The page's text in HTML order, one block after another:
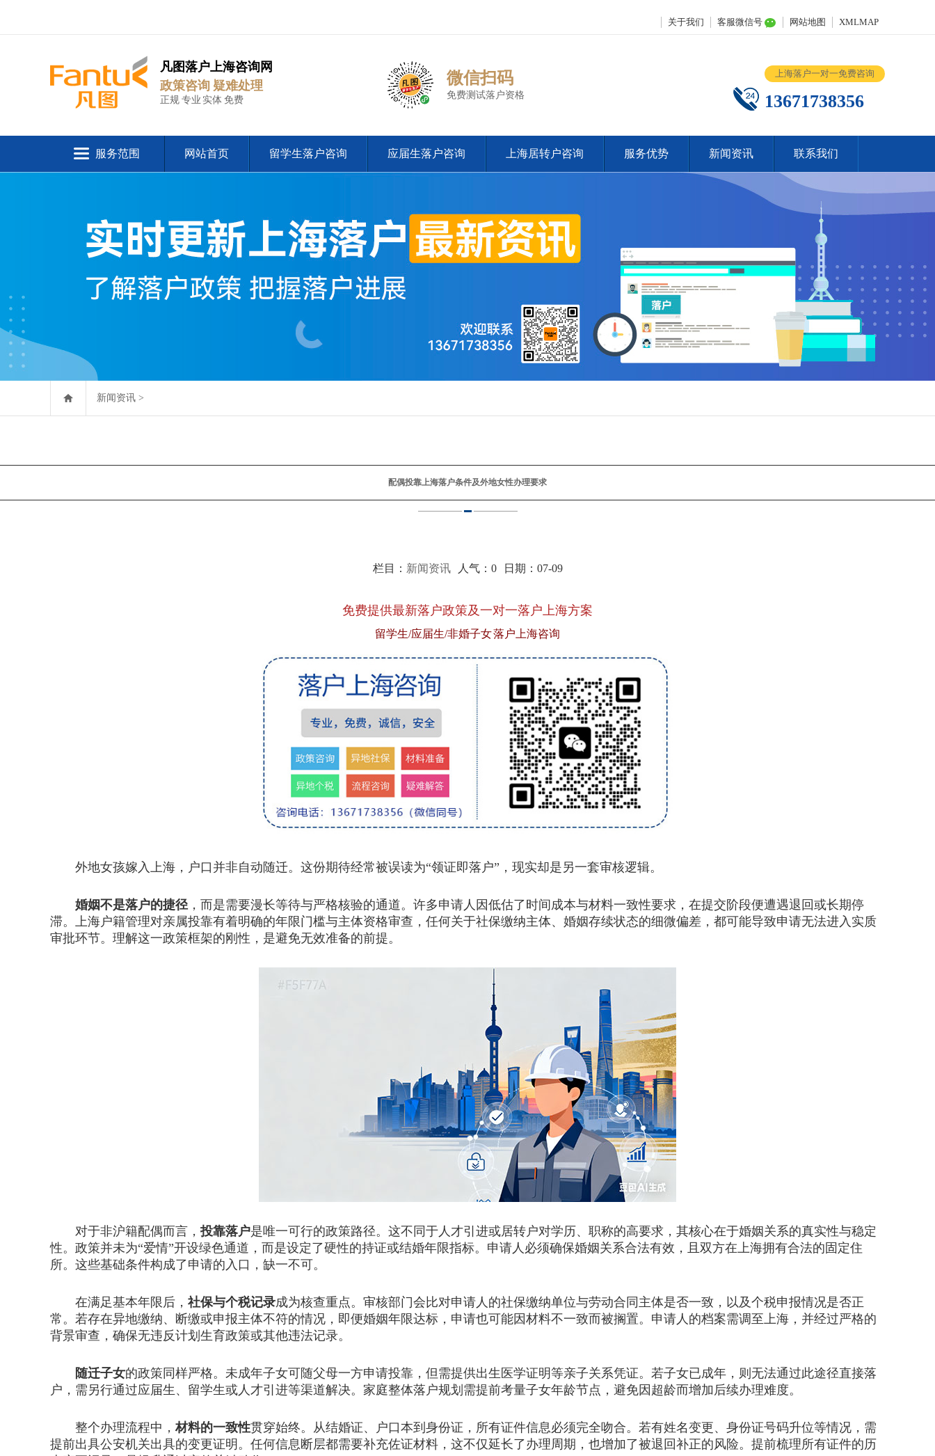
关于我们 客服微信号 网站地图 XMLMAP
凡图落户上海咨询网
政策咨询 疑难处理
正规 专业 实体 免费
微信扫码
免费测试落户资格
上海落户一对一免费咨询
13671738356
服务范围 网站首页 留学生落户咨询 应届生落户咨询 上海居转户咨询 服务优势 新闻资讯 联系我们
新闻资讯 >
配偶投靠上海落户条件及外地女性办理要求
栏目： 新闻资讯人气： 0日期：07-09
免费提供最新落户政策及一对一落户上海方案
留学生/应届生/非婚子女 落户上海咨询
外地女孩嫁入上海，户口并非自动随迁。这份期待经常被误读为“领证即落户”，现实却是另一套审核逻辑。
婚姻不是落户的捷径，而是需要漫长等待与严格核验的通道。许多申请人因低估了时间成本与材料一致性要求，在提交阶段便遭遇退回或长期停
滞。上海户籍管理对亲属投靠有着明确的年限门槛与主体资格审查，任何关于社保缴纳主体、婚姻存续状态的细微偏差，都可能导致申请无法进入实质
审批环节。理解这一政策框架的刚性，是避免无效准备的前提。
对于非沪籍配偶而言，投靠落户是唯一可行的政策路径。这不同于人才引进或居转户对学历、职称的高要求，其核心在于婚姻关系的真实性与稳定
性。政策并未为“爱情”开设绿色通道，而是设定了硬性的持证或结婚年限指标。申请人必须确保婚姻关系合法有效，且双方在上海拥有合法的固定住
所。这些基础条件构成了申请的入口，缺一不可。
在满足基本年限后， 社保与个税记录成为核查重点。审核部门会比对申请人的社保缴纳单位与劳动合同主体是否一致，以及个税申报情况是否正
常。若存在异地缴纳、断缴或申报主体不符的情况，即便婚姻年限达标，申请也可能因材料不一致而被搁置。申请人的档案需调至上海，并经过严格的
背景审查，确保无违反计划生育政策或其他违法记录。
随迁子女的政策同样严格。未成年子女可随父母一方申请投靠，但需提供出生医学证明等亲子关系凭证。若子女已成年，则无法通过此途径直接落
户，需另行通过应届生、留学生或人才引进等渠道解决。家庭整体落户规划需提前考量子女年龄节点，避免因超龄而增加后续办理难度。
整个办理流程中，材料的一致性贯穿始终。从结婚证、户口本到身份证，所有证件信息必须完全吻合。若有姓名变更、身份证号码升位等情况，需
提前出具公安机关出具的变更证明。任何信息断层都需要补充佐证材料，这不仅延长了办理周期，也增加了被退回补正的风险。提前梳理所有证件的历